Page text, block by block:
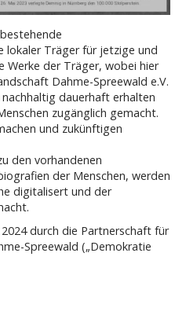
lokaler Träger für jetzige und
Werke der Träger, wobei hier
Dahme-Spreewald e.V.
dauerhaft erhalten
zugänglich gemacht.
und zukünftigen
den vorhandenen
der Menschen, werden
digitalisert und der
durch die Partnerschaft für
Spreewald („Demokratie